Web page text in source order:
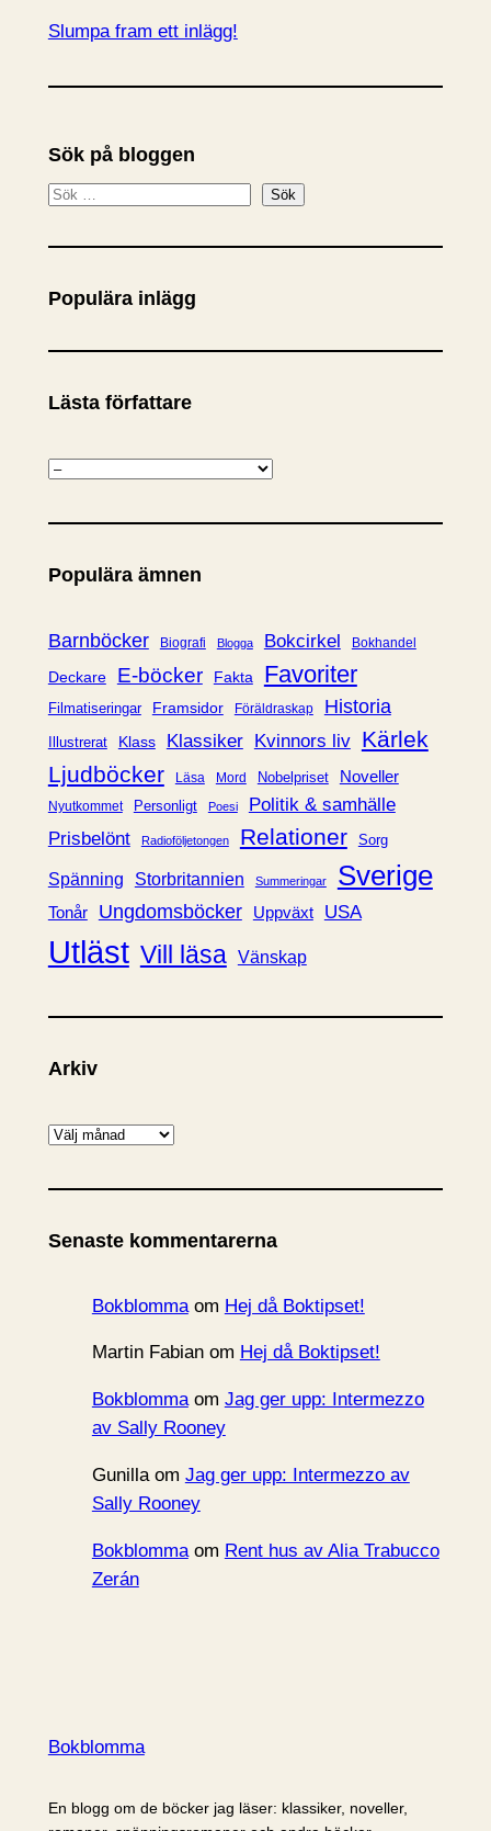
Slumpa fram ett inlägg!
Sök på bloggen
S
k
Sök
Populära inlägg
Lästa författare
K
t
g
r
Populära ämnen
Barnböcker Biografi Blogga Bokcirkel Bokhandel
Deckare E-böcker Fakta Favoriter
Filmatiseringar Framsidor Föräldraskap Historia
Illustrerat Klass Klassiker Kvinnors liv Kärlek
Ljudböcker
Läsa Mord Nobelpriset Noveller
Nyutkommet Personligt Poesi
Politik & samhälle
Prisbelönt
Radioföljetongen Relationer Sorg
Spänning Storbritannien Summeringar Sverige
Tonår Ungdomsböcker Uppväxt USA
Utläst Vill läsa Vänskap
Arkiv
A
k
v
Senaste kommentarerna
Bokblommaom Hej då Boktipset!
Martin Fabianom Hej då Boktipset!
Bokblommaom Jag ger upp: Intermezzo
av Sally Rooney
Gunillaom Jag ger upp: Intermezzo av
Sally Rooney
Bokblommaom Rent hus av Alia Trabucco
Zerán
Bokblomma
En blogg om de böcker jag läser: klassiker, noveller,